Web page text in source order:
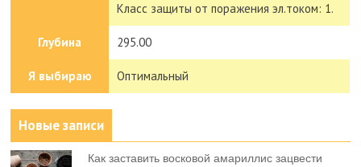
Класс защиты от поражения эл.током: 1.
Глубина 295.00
Я выбираю Оптимальный
Новые записи
Как заставить восковой амариллис зацвести